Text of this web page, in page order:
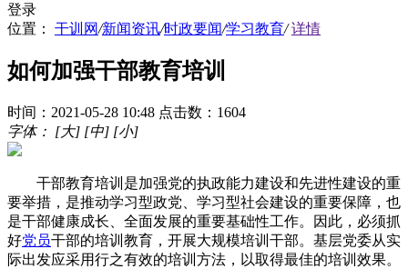
登录
位置：
干训网/新闻资讯/时政要闻/学习教育/ 详情
如何加强干部教育培训
时间：2021-05-28 10:48 点击数：1604
字体： [大] [中] [小]
干部教育培训是加强党的执政能力建设和先进性建设的重
要举措，是推动学习型政党、学习型社会建设的重要保障，也
是干部健康成长、全面发展的重要基础性工作。因此，必须抓
好党员干部的培训教育，开展大规模培训干部。基层党委从实
际出发应采用行之有效的培训方法，以取得最佳的培训效果。